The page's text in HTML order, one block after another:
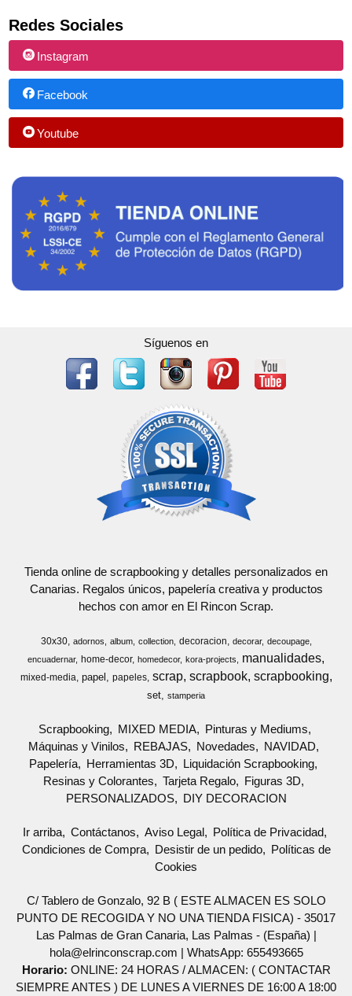
Redes Sociales
Instagram
Facebook
Youtube
Síguenos en
Tienda online de scrapbooking y detalles personalizados en
Canarias. Regalos únicos, papelería creativa y productos
hechos con amor en El Rincon Scrap.
30x30 adornos album collection decoracion decorar
decoupage
encuadernar
home-decor homedecor kora-projects manualidades
mixed-media papel papeles scrap scrapbook scrapbooking
set stamperia
Scrapbooking MIXED MEDIA
Pinturas y Mediums
Máquinas y Vinilos
REBAJAS Novedades
NAVIDAD
Papelería
Herramientas 3D
Liquidación Scrapbooking
Resinas y Colorantes
Tarjeta Regalo
Figuras 3D
PERSONALIZADOS
DIY DECORACION
Ir arriba Contáctanos Aviso Legal
Política de Privacidad
Condiciones de Compra
Desistir de un pedido
Políticas de
Cookies
C/ Tablero de Gonzalo, 92 B ( ESTE ALMACEN ES SOLO
PUNTO DE RECOGIDA Y NO UNA TIENDA FISICA) - 35017
Las Palmas de Gran Canaria, Las Palmas - (España) |
hola@elrinconscrap.com | WhatsApp: 655493665
Horario: ONLINE: 24 HORAS / ALMACEN: ( CONTACTAR
SIEMPRE ANTES ) DE LUNES A VIERNES DE 16:00 A 18:00